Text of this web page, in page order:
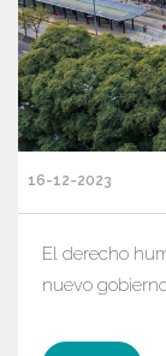
16-12-2023
El derecho
nuevo